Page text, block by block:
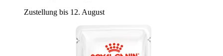
Zustellung bis 12. August